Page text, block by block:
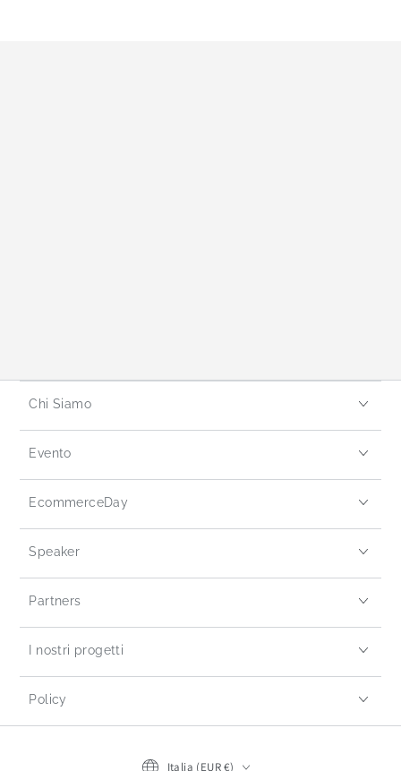
Chi Siamo
Evento
EcommerceDay
Speaker
Partners
I nostri progetti
Policy
Italia (EUR €)